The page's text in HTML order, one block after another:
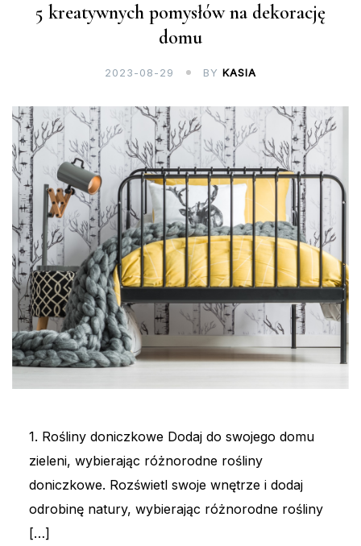
5 kreatywnych pomysłów na dekorację
domu
2023-08-29 BY KASIA
1. Rośliny doniczkowe Dodaj do swojego domu
zieleni, wybierając różnorodne rośliny
doniczkowe. Rozświetl swoje wnętrze i dodaj
odrobinę natury, wybierając różnorodne rośliny
[…]